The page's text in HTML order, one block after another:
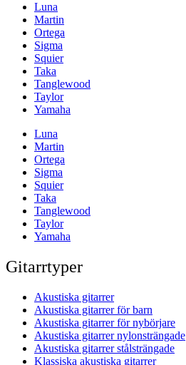
Luna
Martin
Ortega
Sigma
Squier
Taka
Tanglewood
Taylor
Yamaha
Luna
Martin
Ortega
Sigma
Squier
Taka
Tanglewood
Taylor
Yamaha
Gitarrtyper
Akustiska gitarrer
Akustiska gitarrer för barn
Akustiska gitarrer för nybörjare
Akustiska gitarrer nylonsträngade
Akustiska gitarrer stålsträngade
Klassiska akustiska gitarrer